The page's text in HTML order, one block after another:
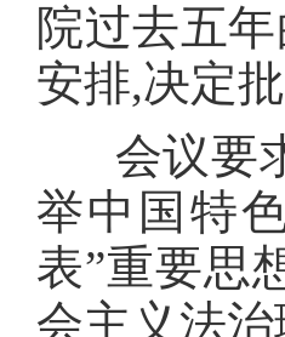
院过去五
安排,决定
会议要求
举中国特
表”重要思
会主义法